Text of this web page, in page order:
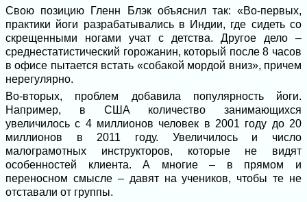
Свою позицию Гленн Блэк объяснил так: «Во-первых,
практики йоги разрабатывались в Индии, где сидеть со
скрещенными ногами учат с детства. Другое дело –
среднестатистический горожанин, который после 8 часов
в офисе пытается встать «собакой мордой вниз», причем
нерегулярно.
Во-вторых, проблем добавила популярность йоги.
Например, в США количество занимающихся
увеличилось с 4 миллионов человек в 2001 году до 20
миллионов в 2011 году. Увеличилось и число
малограмотных инструкторов, которые не видят
особенностей клиента. А многие – в прямом и
переносном смысле – давят на учеников, чтобы те не
отставали от группы.